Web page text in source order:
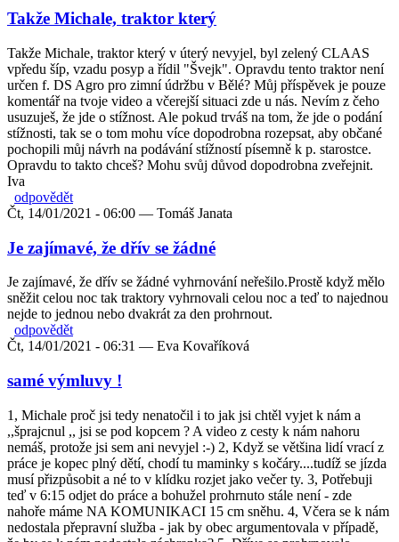
Takže Michale, traktor který
Takže Michale, traktor který v úterý nevyjel, byl zelený CLAAS
vpředu šíp, vzadu posyp a řídil "Švejk". Opravdu tento traktor není
určen f. DS Agro pro zimní údržbu v Bělé? Můj příspěvek je pouze
komentář na tvoje video a včerejší situaci zde u nás. Nevím z čeho
usuzuješ, že jde o stížnost. Ale pokud trváš na tom, že jde o podání
stížnosti, tak se o tom mohu více dopodrobna rozepsat, aby občané
pochopili můj návrh na podávání stížností písemně k p. starostce.
Opravdu to takto chceš? Mohu svůj důvod dopodrobna zveřejnit.
Iva
odpovědět
Čt, 14/01/2021 - 06:00 — Tomáš Janata
Je zajímavé, že dřív se žádné
Je zajímavé, že dřív se žádné vyhrnování neřešilo.Prostě když mělo
sněžit celou noc tak traktory vyhrnovali celou noc a teď to najednou
nejde to jednou nebo dvakrát za den prohrnout.
odpovědět
Čt, 14/01/2021 - 06:31 — Eva Kovaříková
samé výmluvy !
1, Michale proč jsi tedy nenatočil i to jak jsi chtěl vyjet k nám a
,,šprajcnul ,, jsi se pod kopcem ? A video z cesty k nám nahoru
nemáš, protože jsi sem ani nevyjel :-) 2, Když se většina lidí vrací z
práce je kopec plný dětí, chodí tu maminky s kočáry....tudíž se jízda
musí přizpůsobit a né to v klídku rozjet jako večer ty. 3, Potřebuji
teď v 6:15 odjet do práce a bohužel prohrnuto stále není - zde
nahoře máme NA KOMUNIKACI 15 cm sněhu. 4, Včera se k nám
nedostala přepravní služba - jak by obec argumentovala v případě,